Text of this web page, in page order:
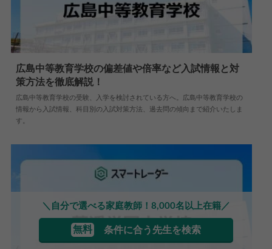
広島中等教育学校の偏差値や倍率など入試情報と対
策方法を徹底解説！
広島中等教育学校の受験、入学を検討されている方へ。広島中等教育学校の
情報から入試情報、科目別の入試対策方法、過去問の傾向まで紹介いたしま
す。
＼自分で選べる家庭教師！8,000名以上在籍／
無料 条件に合う先生を検索